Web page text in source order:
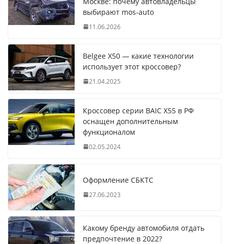
выбирают mos-auto
11.06.2026
Belgee X50 — какие технологии
использует этот кроссовер?
21.04.2025
Кроссовер серии BAIC X55 в РФ
оснащен дополнительным
функционалом
02.05.2024
Оформление СБКТС
27.06.2023
Какому бренду автомобиля отдать
предпочтение в 2022?